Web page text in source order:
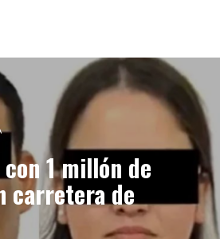
1 millón de
carretera de